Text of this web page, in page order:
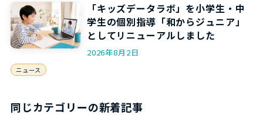
「キッズデータラボ」を小学生・中
学生の個別指導「和からジュニア」
としてリニューアルしました
2026年8月2日
ニュース
同じカテゴリーの新着記事